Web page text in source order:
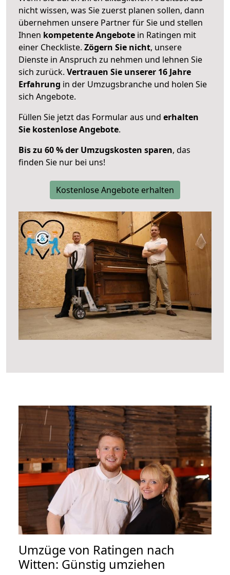
nicht wissen, was Sie zuerst planen sollen, dann
übernehmen unsere Partner für Sie und stellen
Ihnen kompetente Angebote in Ratingen mit
einer Checkliste. Zögern Sie nicht, unsere
Dienste in Anspruch zu nehmen und lehnen Sie
sich zurück. Vertrauen Sie unserer 16 Jahre
Erfahrung in der Umzugsbranche und holen Sie
sich Angebote.
Füllen Sie jetzt das Formular aus und erhalten
Sie kostenlose Angebote.
Bis zu 60 % der Umzugskosten sparen, das
finden Sie nur bei uns!
Kostenlose Angebote erhalten
Umzüge von Ratingen nach
Witten: Günstig umziehen